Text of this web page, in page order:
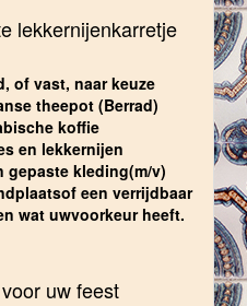
lekkernijenkarretje
of vast, naar keuze
theepot (Berrad)
koffie
en lekkernijen
gepaste kleding(m/v)
een verrijdbaar
wat uwvoorkeur heeft.
uw feest